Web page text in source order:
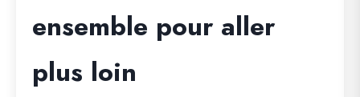
ensemble pour aller
plus loin